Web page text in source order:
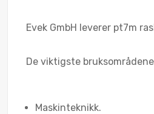
Evek GmbH leverer pt7m
De viktigste
Maskinteknikk.